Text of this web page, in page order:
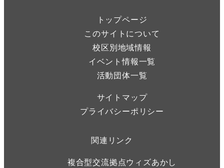
トップページ
このサイトについて
校区別地域情報
イベント情報一覧
活動団体一覧
サイトマップ
プライバシーポリシー
関連リンク
複合型交流拠点ウィズあかし